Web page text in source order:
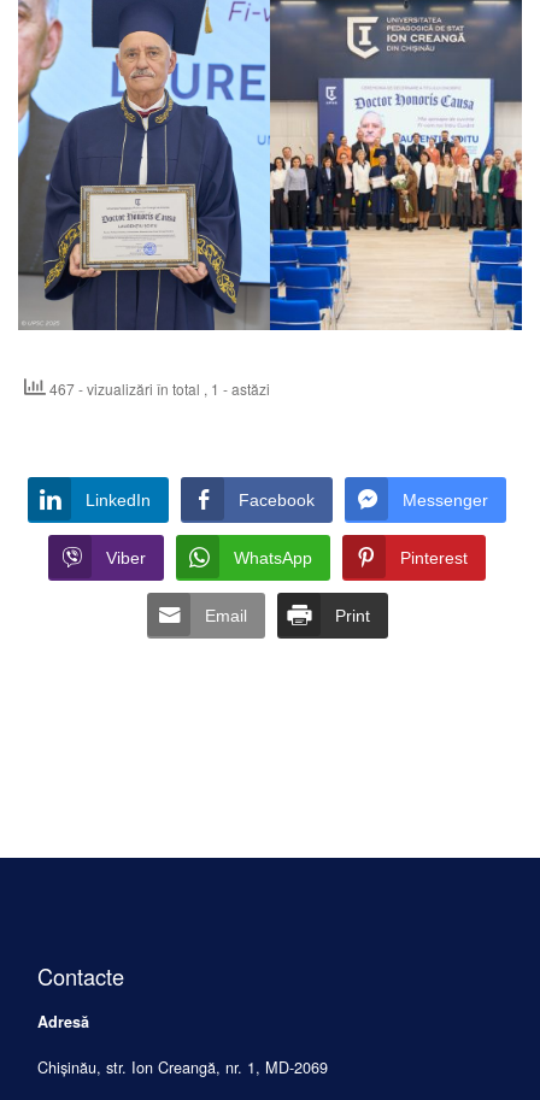
467 - vizualizări în total , 1 - astăzi
LinkedIn Facebook Messenger
Viber WhatsApp Pinterest
Email Print
Contacte
Adresă
Chișinău, str. Ion Creangă, nr. 1, MD-2069